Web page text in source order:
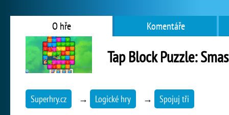
O hře Komentáře
Tap Block Puzzle:
Superhry.cz → Logické hry → Spojuj tři